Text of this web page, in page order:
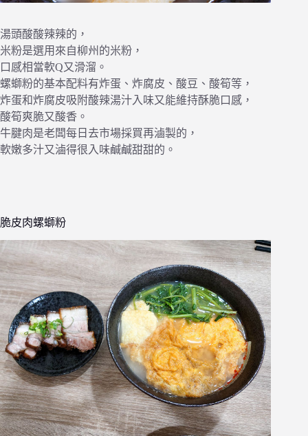
湯頭酸酸辣辣的，
米粉是選用來自柳州的米粉，
口感相當軟Q又滑溜。
螺螄粉的基本配料有炸蛋、炸腐皮、酸豆、酸筍等，
炸蛋和炸腐皮吸附酸辣湯汁入味又能維持酥脆口感，
酸筍爽脆又酸香。
牛腱肉是老闆每日去市場採買再滷製的，
軟嫩多汁又滷得很入味鹹鹹甜甜的。
脆皮肉螺螄粉